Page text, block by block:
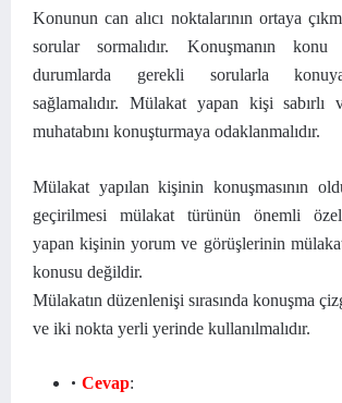
Konunun can alıcı noktalarının ortaya
sorular sormalıdır. Konuşmanın konu
durumlarda gerekli sorularla
sağlamalıdır. Mülakat yapan kişi sabırlı
muhatabını konuşturmaya odaklanmalıdır.
Mülakat yapılan kişinin konuşmasının
geçirilmesi mülakat türünün önemli
yapan kişinin yorum ve görüşlerinin
konusu değildir.
Mülakatın düzenlenişi sırasında konuşma
ve iki nokta yerli yerinde kullanılmalıdır.
Cevap: